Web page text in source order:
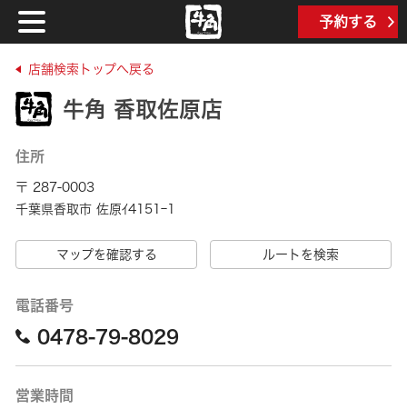
予約する
店舗検索トップへ戻る
牛角 香取佐原店
住所
〒 287-0003
千葉県香取市 佐原ｲ4151ｰ1
マップを確認する ルートを検索
電話番号
0478-79-8029
営業時間